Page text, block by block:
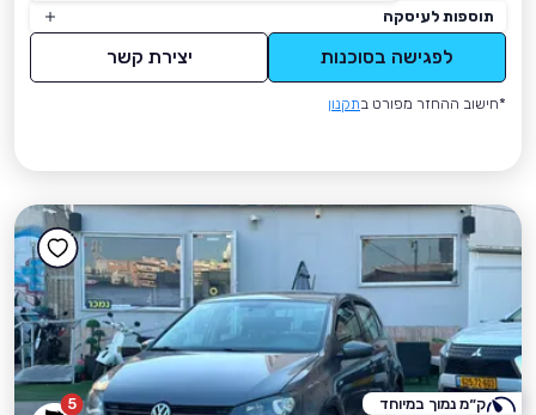
תוספות לעיסקה
לפגישה בסוכנות יצירת קשר
*חישוב ההחזר מפורט בתקנון
5 ק״מ נמוך במיוחד